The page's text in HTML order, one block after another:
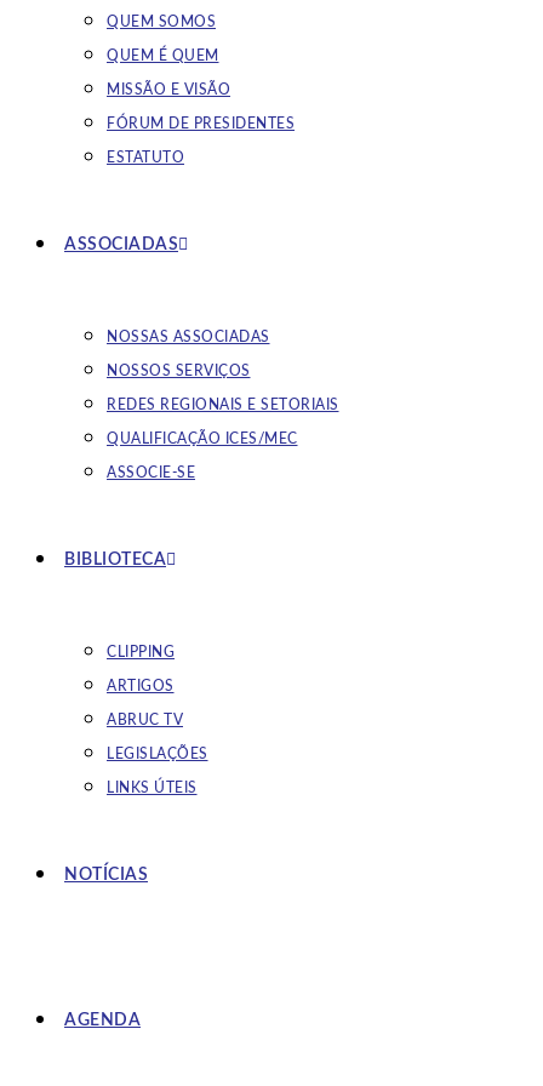
QUEM SOMOS
QUEM É QUEM
MISSÃO E VISÃO
FÓRUM DE PRESIDENTES
ESTATUTO
ASSOCIADAS
NOSSAS ASSOCIADAS
NOSSOS SERVIÇOS
REDES REGIONAIS E SETORIAIS
QUALIFICAÇÃO ICES/MEC
ASSOCIE-SE
BIBLIOTECA
CLIPPING
ARTIGOS
ABRUC TV
LEGISLAÇÕES
LINKS ÚTEIS
NOTÍCIAS
AGENDA